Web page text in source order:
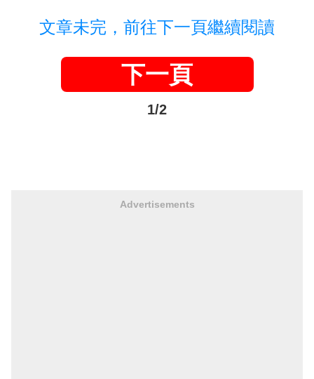
文章未完，前往下一頁繼續閱讀
下一頁
1/2
Advertisements